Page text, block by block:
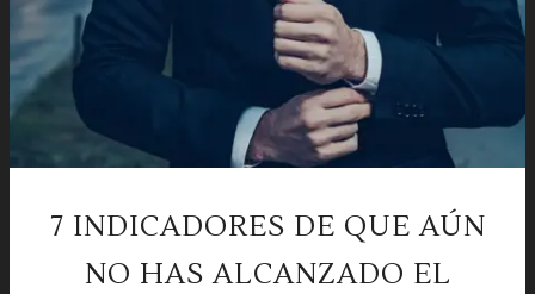
7 INDICADORES DE QUE AÚN
NO HAS ALCANZADO EL